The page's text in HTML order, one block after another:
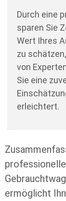
Durch eine
sparen Sie
Wert Ihres
zu
von
Sie eine
erleichtert.
ermöglicht